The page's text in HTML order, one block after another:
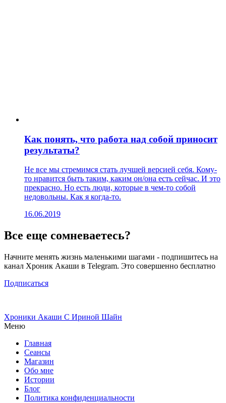
Как понять, что работа над собой приносит
результаты?
Не все мы стремимся стать лучшей версией себя. Кому-
то нравится быть таким, каким он/она есть сейчас. И это
прекрасно. Но есть люди, которые в чем-то собой
недовольны. Как я когда-то.
16.06.2019
Все еще сомневаетесь?
Начните менять жизнь маленькими шагами - подпишитесь на
канал Хроник Акаши в Telegram. Это совершенно бесплатно
Подписаться
Хроники Акаши С Ириной Шайн
Меню
Главная
Сеансы
Магазин
Обо мне
Истории
Блог
Политика конфиденциальности